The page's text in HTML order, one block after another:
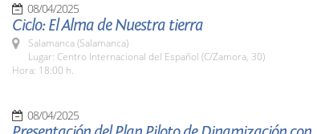
08/04/2025
Ciclo: El Alma de Nuestra tierra
Salamanca (Salamanca)
Lugar: Centro Internacional del Español (C/Zamora, 30)
Hora: 18:00 h.
08/04/2025